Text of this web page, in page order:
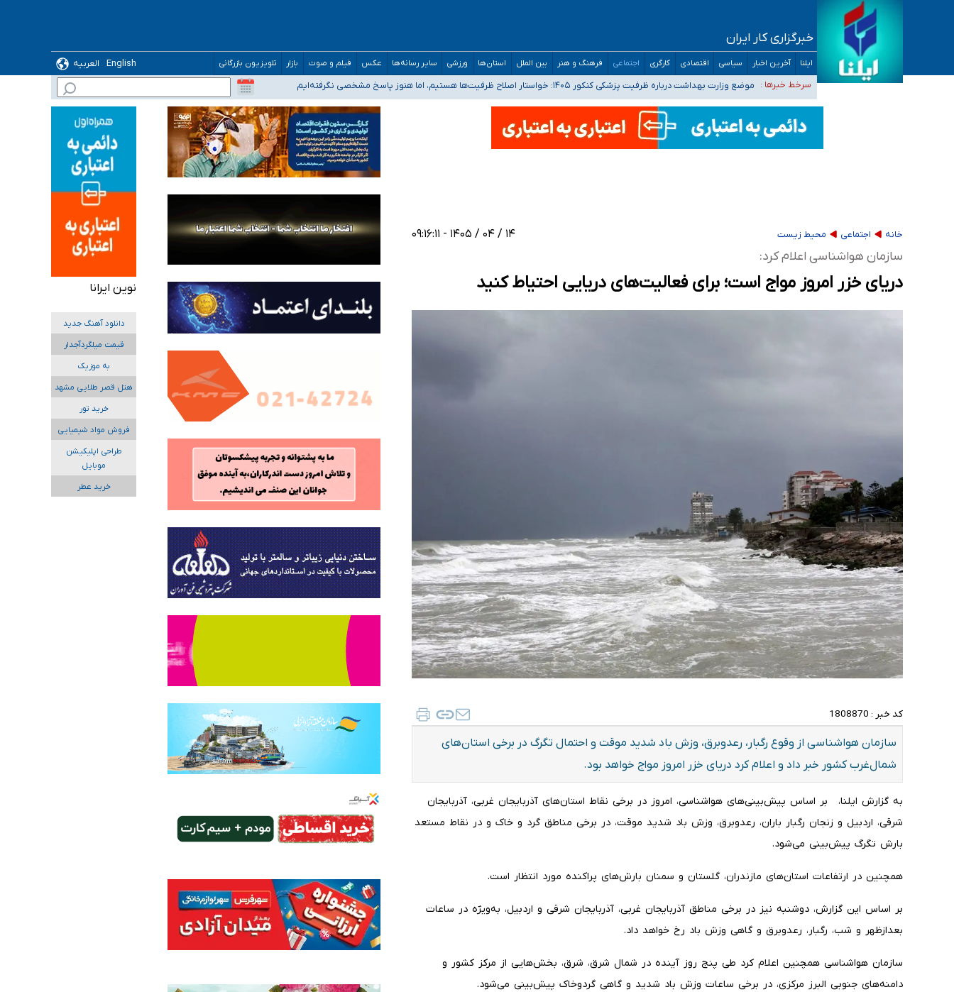
خبرگزاری کار ایران
ایلنا آخرین اخبار سیاسی اقتصادی کارگری اجتماعی فرهنگ و هنر بین الملل استان‌ها ورزشی سایر رسانه‌ها عکس فیلم و صوت بازار تلویزیون بازرگانی English
العربیه
سرخط خبرها :
موضع وزارت بهداشت درباره ظرفیت پزشکی کنکور ۱۴۰۵: خواستار اصلاح ظرفیت‌ها هستیم، اما هنوز پاسخ مشخصی نگرفته‌ایم
تعویق آزمون ورودی دکترای تخصصی فرماندهی صحنه عملیات و دکترای تخصصی جغرافیای نظامی دافوس آجا
خبرنگاران راویان حقیقت با دغدغه نان، مسکن و بیمه
آخرین وضعیت شیوع عفونت‌های تنفسی در کشور/ خوزستان و کرمان بالاتر از آستانه هشدار
خانه اجتماعی محیط زیست ۱۴ / ۰۴ / ۱۴۰۵ - ۰۹:۱۶:۱۱
سازمان هواشناسی اعلام کرد:
دریای خزر امروز مواج است؛ برای فعالیت‌های دریایی احتیاط کنید
کد خبر : 1808870
سازمان هواشناسی از وقوع رگبار، رعدوبرق، وزش باد شدید موقت و احتمال تگرگ در برخی استان‌های
شمال‌غرب کشور خبر داد و اعلام کرد دریای خزر امروز مواج خواهد بود.
به گزارش ایلنا، بر اساس پیش‌بینی‌های هواشناسی، امروز در برخی نقاط استان‌های آذربایجان غربی، آذربایجان
شرقی، اردبیل و زنجان رگبار باران، رعدوبرق، وزش باد شدید موقت، در برخی مناطق گرد و خاک و در نقاط مستعد
بارش تگرگ پیش‌بینی می‌شود.
همچنین در ارتفاعات استان‌های مازندران، گلستان و سمنان بارش‌های پراکنده مورد انتظار است.
بر اساس این گزارش، دوشنبه نیز در برخی مناطق آذربایجان غربی، آذربایجان شرقی و اردبیل، به‌ویژه در ساعات
بعدازظهر و شب، رگبار، رعدوبرق و گاهی وزش باد رخ خواهد داد.
سازمان هواشناسی همچنین اعلام کرد طی پنج روز آینده در شمال شرق، شرق، بخش‌هایی از مرکز کشور و
دامنه‌های جنوبی البرز مرکزی، در برخی ساعات وزش باد شدید و گاهی گردوخاک پیش‌بینی می‌شود.
نوین ایرانا
دانلود آهنگ جدید
قیمت میلگردآجدار
به موزیک
هتل قصر طلایی مشهد
خرید تور
فروش مواد شیمیایی
طراحی اپلیکیشن
موبایل
خرید عطر